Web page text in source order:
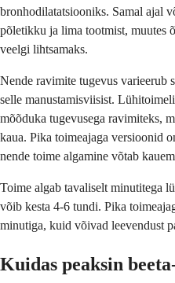
bronhodilatatsiooniks. Samal ajal
põletikku ja lima tootmist, muutes
veelgi lihtsamaks.
Nende ravimite tugevus varieerub
selle manustamisviisist.
mõõduka tugevusega ravimiteks,
kaua. Pika toimeajaga versioonid
nende toime algamine võtab
Toime algab tavaliselt minutitega
võib kesta 4-6 tundi. Pika
minutiga, kuid võivad leevendust
Kuidas peaksin